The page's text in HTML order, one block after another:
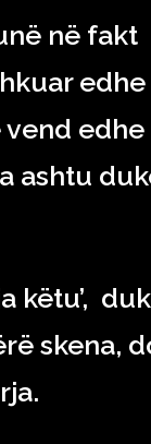
në fakt
edhe
ashtu
këtu’,
skena,